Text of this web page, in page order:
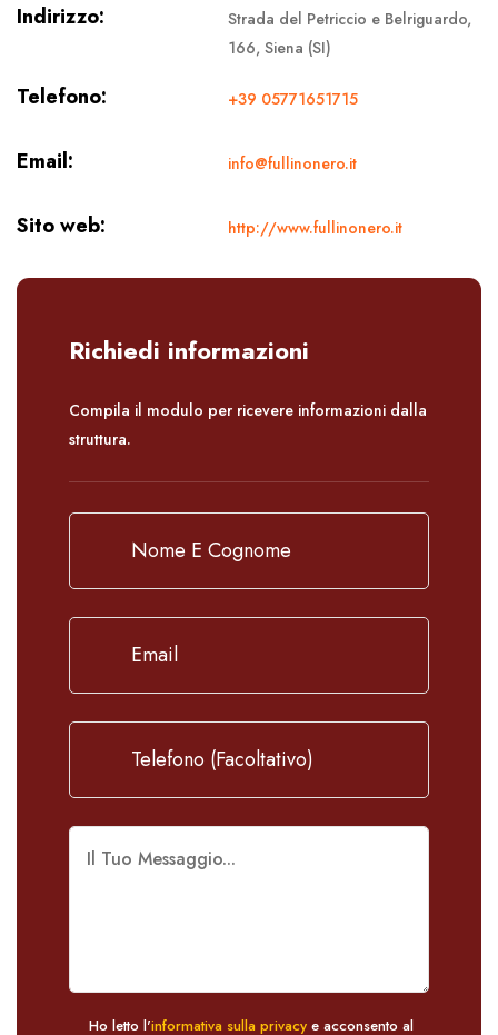
Indirizzo:
Strada del Petriccio e Belriguardo,
166, Siena (SI)
Telefono: +39 05771651715
Email: info@fullinonero.it
Sito web: http://www.fullinonero.it
Richiedi informazioni
Compila il modulo per ricevere informazioni dalla
struttura.
Ho letto l'informativa sulla privacy e acconsento al